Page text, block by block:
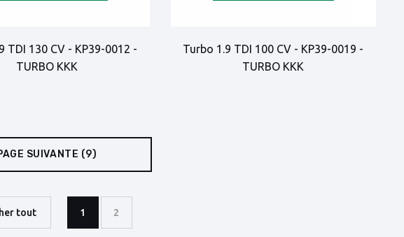
TDI 130 CV - KP39-0012 -
TURBO KKK
Turbo 1.9 TDI 100 CV - KP39-0019 -
TURBO KKK
SUIVANTE (9)
tout 1 2